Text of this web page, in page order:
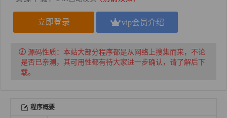
立即登录 vip会员介绍
源码性质： 本站大部分程序都是从网络上搜集而来，不论
是否已亲测，其可用性都有待大家进一步确认，请了解后下
载。
程序概要